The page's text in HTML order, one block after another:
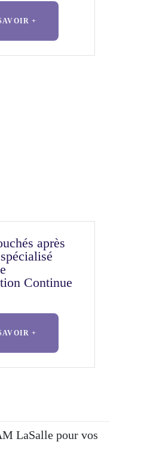
+
après
Continue
+
LaSalle pour vos